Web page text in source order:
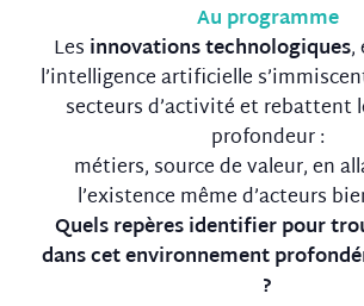
Au programme
Les innovations technologiques,
l’intelligence artificielle
secteurs d’activité et rebattent
profondeur :
métiers, source de valeur, en
l’existence même d’acteurs
Quels repères identifier pour
dans cet environnement
?